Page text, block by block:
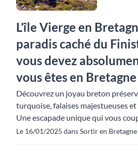
L’île Vierge en
paradis caché du
vous devez
vous êtes en Bretagne
Découvrez un joyau breton
turquoise, falaises majestueuses
Une escapade unique qui vous
Le 16/01/2025 dans Sortir en